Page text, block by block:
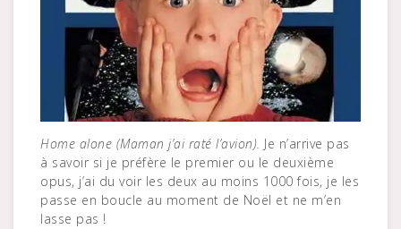
Home alone (Maman j’ai raté l’avion). Je n’arrive pas
à savoir si je préfère le premier ou le deuxième
opus, j’ai du voir les deux au moins 1000 fois, je les
passe en boucle au moment de Noël et ne m’en
lasse pas !